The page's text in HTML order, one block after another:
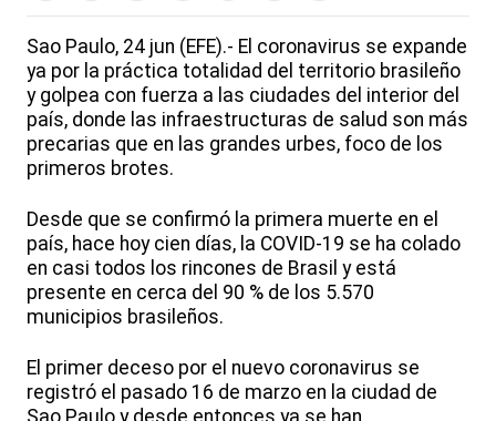
Sao Paulo, 24 jun (EFE).- El coronavirus se expande
ya por la práctica totalidad del territorio brasileño
y golpea con fuerza a las ciudades del interior del
país, donde las infraestructuras de salud son más
precarias que en las grandes urbes, foco de los
primeros brotes.
Desde que se confirmó la primera muerte en el
país, hace hoy cien días, la COVID-19 se ha colado
en casi todos los rincones de Brasil y está
presente en cerca del 90 % de los 5.570
municipios brasileños.
El primer deceso por el nuevo coronavirus se
registró el pasado 16 de marzo en la ciudad de